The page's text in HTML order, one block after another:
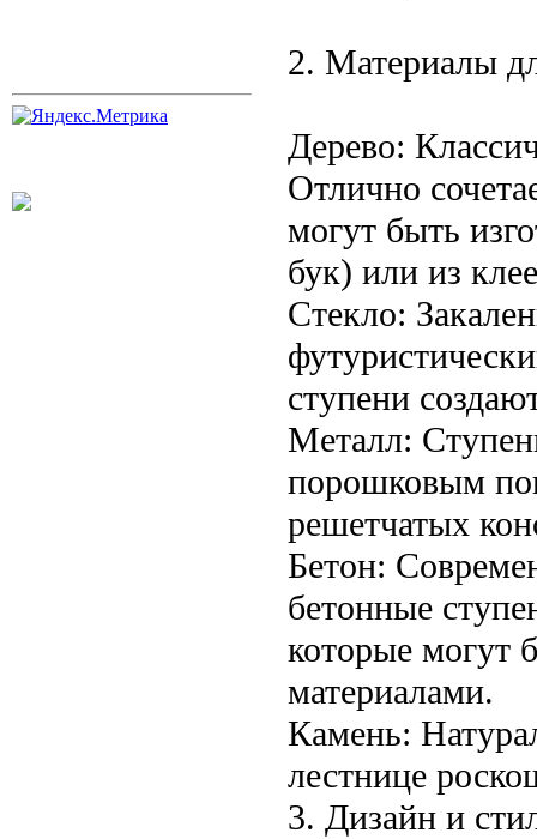
2. Материалы
Дерево:
Отлично
могут быть
бук) или из
Стекло:
ступени
Металл:
порошковым
решетчатых
Бетон:
бетонные
которые могут
материалами.
Камень:
лестнице
3. Дизайн и